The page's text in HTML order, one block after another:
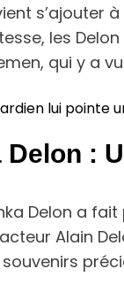
s’ajouter
les
qui y a
lui pointe
:
Delon a
Alain